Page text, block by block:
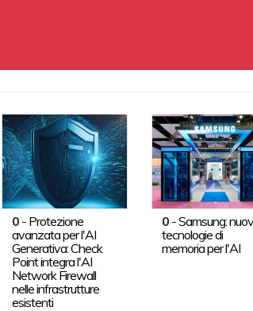
0- Protezione
avanzata per l'AI
Generativa: Check
Point integra l'AI
Network Firewall
nelle infrastrutture
esistenti
0 -Samsung:
tecnologie di
memoria per l'AI